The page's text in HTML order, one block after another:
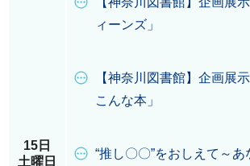
15日
土曜日
ィーンズ」
【神奈川図書館】企画展
こんな本」
“推し〇〇”をおしえて～